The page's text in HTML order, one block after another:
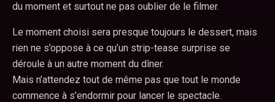
du moment et surtout ne pas oublier de le filmer.
Le moment choisi sera presque toujours le dessert, mais
rien ne s’oppose à ce qu’un strip-tease surprise se
déroule à un autre moment du dîner.
Mais n’attendez tout de même pas que tout le monde
commence à s’endormir pour lancer le spectacle.